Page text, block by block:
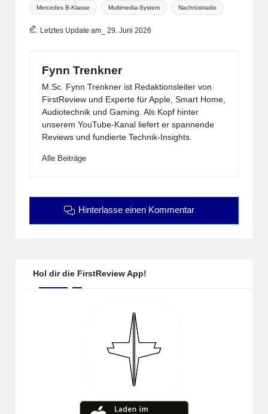
Mercedes B-Klasse Multimedia-System Nachrüstradio
Letztes Update am_ 29. Juni 2026
Fynn Trenkner
M.Sc. Fynn Trenkner ist Redaktionsleiter von
FirstReview und Experte für Apple, Smart Home,
Audiotechnik und Gaming. Als Kopf hinter
unserem YouTube-Kanal liefert er spannende
Reviews und fundierte Technik-Insights.
Alle Beiträge
Hinterlasse einen Kommentar
Hol dir die FirstReview App!